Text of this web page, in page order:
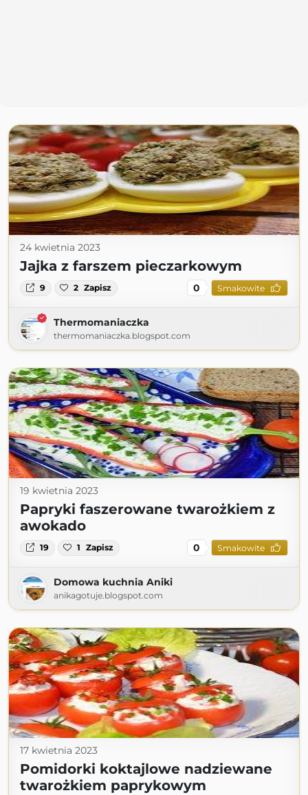
24 kwietnia 2023
Jajka z farszem pieczarkowym
9 2 Zapisz 0 Smakowite
Thermomaniaczka
thermomaniaczka.blogspot.com
19 kwietnia 2023
Papryki faszerowane twarożkiem z
awokado
19 1 Zapisz 0 Smakowite
Domowa kuchnia Aniki
anikagotuje.blogspot.com
17 kwietnia 2023
Pomidorki koktajlowe nadziewane
twarożkiem paprykowym